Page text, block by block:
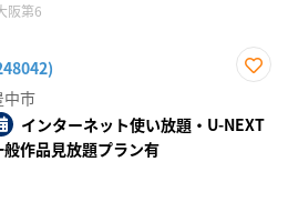
阪第6
り登
録
中市
インターネット使い放題・U-NEXT
般作品見放題プラン有